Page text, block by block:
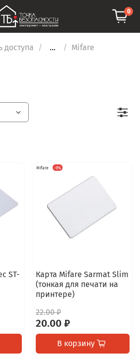
0
доступа ... Mifare
ST-
Mifare -9%
Карта Mifare Sarmat Slim
(тонкая для печати на
принтере)
22.00 ₽
20.00 ₽
В корзину